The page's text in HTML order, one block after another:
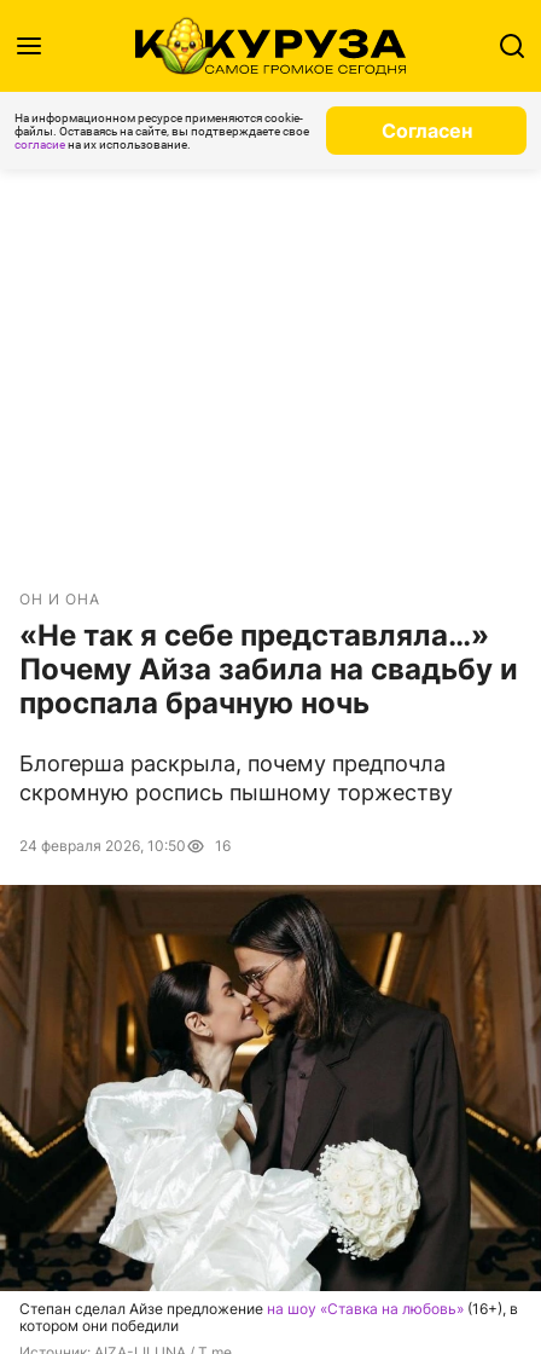
На информационном ресурсе применяются cookie-
файлы. Оставаясь на сайте, вы подтверждаете свое
согласиена их использование.
Согласен
ОН И ОНА
«Не так я себе представляла…»
Почему Айза забила на свадьбу и
проспала брачную ночь
Блогерша раскрыла, почему предпочла
скромную роспись пышному торжеству
24 февраля 2026, 10:50 16
Степан сделал Айзе предложение на шоу «Ставка на любовь» (16+), в
котором они победили